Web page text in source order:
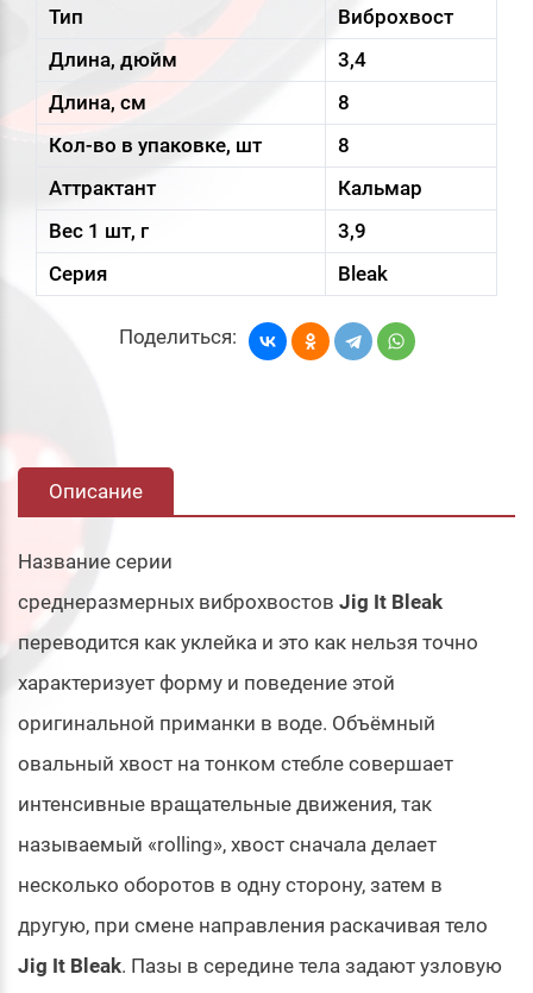
Тип
Виброхвост
Длина, дюйм
3,4
Длина, см
8
Кол-во в упаковке, шт
8
Аттрактант
Кальмар
Вес 1 шт, г
3,9
Серия
Bleak
Поделиться:
Описание
Название серии
среднеразмерных виброхвостов Jig It Bleak
переводится как уклейка и это как нельзя точно
характеризует форму и поведение этой
оригинальной приманки в воде. Объёмный
овальный хвост на тонком стебле совершает
интенсивные вращательные движения, так
называемый «rolling», хвост сначала делает
несколько оборотов в одну сторону, затем в
другую, при смене направления раскачивая тело
Jig It Bleak. Пазы в середине тела задают узловую